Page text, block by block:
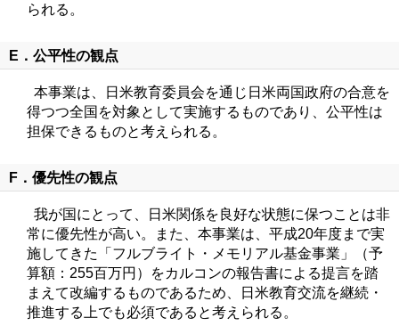
られる。
E．公平性の観点
本事業は、日米教育委員会を通じ日米両国政府の合意を
得つつ全国を対象として実施するものであり、公平性は
担保できるものと考えられる。
F．優先性の観点
我が国にとって、日米関係を良好な状態に保つことは非
常に優先性が高い。また、本事業は、平成20年度まで実
施してきた「フルブライト・メモリアル基金事業」（予
算額：255百万円）をカルコンの報告書による提言を踏
まえて改編するものであるため、日米教育交流を継続・
推進する上でも必須であると考えられる。